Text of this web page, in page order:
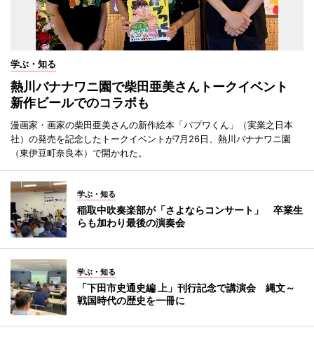
学ぶ・知る
熱川バナナワニ園で柴田亜美さんトークイベント
新作ビールでのコラボも
漫画家・画家の柴田亜美さんの新作絵本「パプワくん」（実業之日本
社）の発売を記念したトークイベントが7月26日、熱川バナナワニ園
（東伊豆町奈良本）で開かれた。
学ぶ・知る
稲取中吹奏楽部が「さよならコンサート」 卒業生
らも加わり最後の演奏会
学ぶ・知る
「下田市史通史編 上」刊行記念で講演会 縄文～
戦国時代の歴史を一冊に